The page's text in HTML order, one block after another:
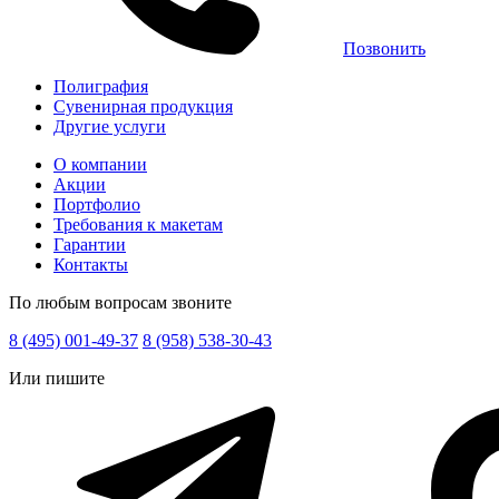
Позвонить
Полиграфия
Сувенирная продукция
Другие услуги
О компании
Акции
Портфолио
Требования к макетам
Гарантии
Контакты
По любым вопросам звоните
8 (495) 001-49-37 8 (958) 538-30-43
Или пишите